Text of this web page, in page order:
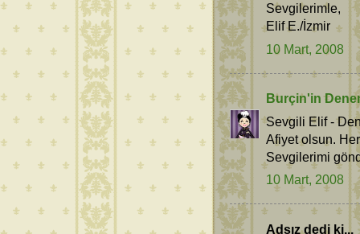
Sevgilerimle,
Elif E./İzmir
10 Mart, 2008
Burçin'in
Sevgili Elif -
Afiyet olsun.
Sevgilerimi
10 Mart, 2008
Adsız dedi ki...